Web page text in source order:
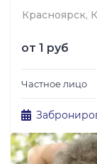
Красноярск,
от 1 руб
Частное лицо